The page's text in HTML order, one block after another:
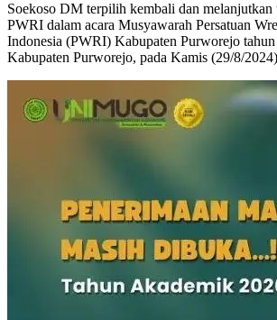
Soekoso DM terpilih kembali dan melanjutkan
PWRI dalam acara Musyawarah Persatuan
Indonesia (PWRI) Kabupaten Purworejo
Kabupaten Purworejo, pada Kamis (29/8/